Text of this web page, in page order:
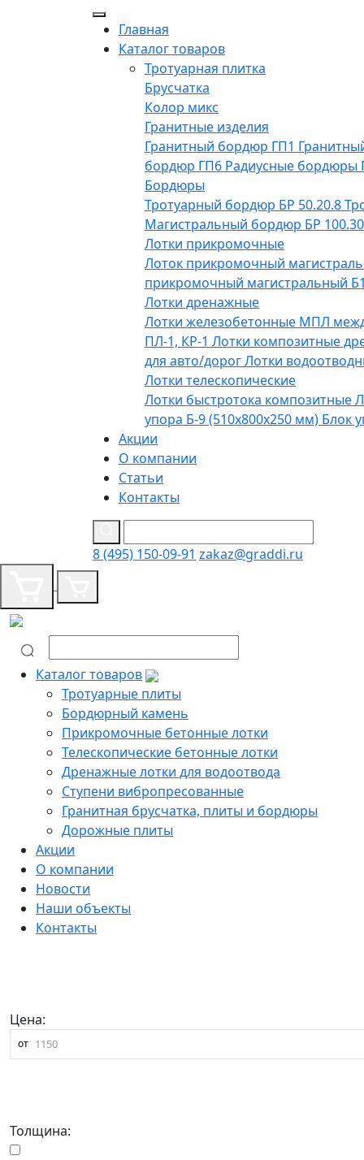
Главная
Каталог товаров
Тротуарная плитка
Брусчатка
Колор микс
Гранитные изделия
Гранитный бордюр ГП1
бордюр ГП6 Радиусные бордюры
Бордюры
Тротуарный бордюр БР 50.20.8
Магистральный бордюр БР
Лотки прикромочные
Лоток прикромочный
прикромочный магистральный
Лотки дренажные
Лотки железобетонные МПЛ
ПЛ-1, КР-1 Лотки композитные
для авто/дорогЛотки
Лотки телескопические
Лотки быстротока композитные
упора Б-9 (510х800х250 мм) Блок
Акции
О компании
Статьи
Контакты
8 (495) 150-09-91 zakaz@graddi.ru
Каталог товаров
Тротуарные плиты
Бордюрный камень
Прикромочные бетонные лотки
Телескопические бетонные лотки
Дренажные лотки для водоотвода
Ступени вибропресованные
Гранитная брусчатка, плиты и бордюры
Дорожные плиты
Акции
О компании
Новости
Наши объекты
Контакты
Цена:
от
Толщина: